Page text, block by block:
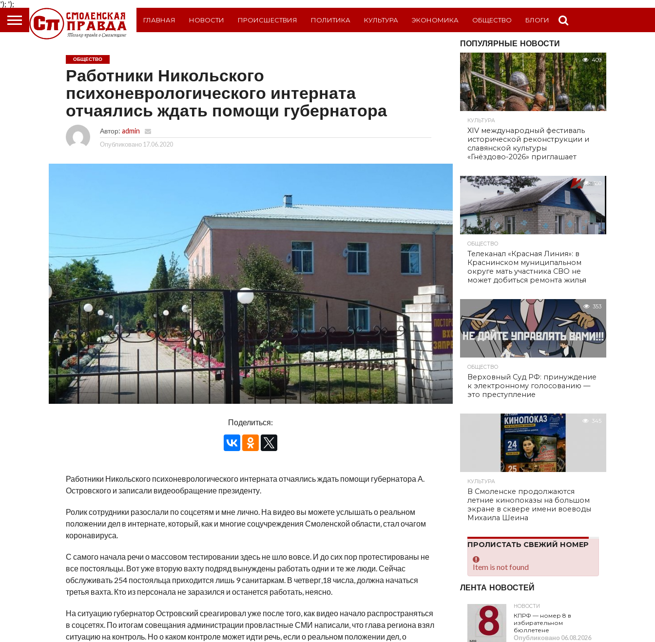
');
ГЛАВНАЯ НОВОСТИ ПРОИСШЕСТВИЯ ПОЛИТИКА КУЛЬТУРА ЭКОНОМИКА ОБЩЕСТВО БЛОГИ
ОБЩЕСТВО
Работники Никольского
психоневрологического интерната
отчаялись ждать помощи губернатора
Автор: admin
Опубликовано 17.06.2020
Поделиться:
Работники Никольского психоневрологического интерната отчаялись ждать помощи губернатора А.
Островского и записали видеообращение президенту.
Ролик сотрудники разослали по соцсетям и мне лично. На видео вы можете услышать о реальном
положении дел в интернате, который, как и многие соцучреждения Смоленской области, стал очагом
коронавируса.
С самого начала речи о массовом тестировании здесь не шло вовсе. И до сих пор протестированы не
все постояльцы. Вот уже вторую вахту подряд вынуждены работать одни и те же люди. Сейчас
обслуживать 254 постояльца приходится лишь 9 санитаркам. В четверг,18 числа, должна начаться
третья вахта. Кто из персонала не заразился и останется работать, неясно.
На ситуацию губернатор Островский среагировал уже после того, как видео начало распространяться
в соцсетях. По итогам совещания администрации провластные СМИ написали, что глава региона взял
ситуацию на контроль. Но о каком контроле может идти речь, если о реальном положении дел, о
ПОПУЛЯРНЫЕ НОВОСТИ
409
КУЛЬТУРА
XIV международный фестиваль
исторической реконструкции и
славянской культуры
«Гнёздово-2026» приглашает
380
ОБЩЕСТВО
Телеканал «Красная Линия»: в
Краснинском муниципальном
округе мать участника СВО не
может добиться ремонта жилья
353
ОБЩЕСТВО
Верховный Суд РФ: принуждение
к электронному голосованию —
это преступление
345
КУЛЬТУРА
В Смоленске продолжаются
летние кинопоказы на большом
экране в сквере имени воеводы
Михаила Шеина
ПРОЛИСТАТЬ СВЕЖИЙ НОМЕР
Item is not found
ЛЕНТА НОВОСТЕЙ
НОВОСТИ
КПРФ — номер 8 в
избирательном
бюллетене
Опубликовано06.08.2026
');